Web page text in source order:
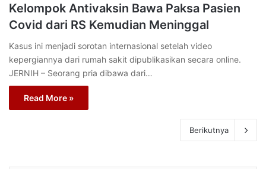
Kelompok Antivaksin Bawa Paksa Pasien
Covid dari RS Kemudian Meninggal
Kasus ini menjadi sorotan internasional setelah video
kepergiannya dari rumah sakit dipublikasikan secara online.
JERNIH – Seorang pria dibawa dari…
Read More »
Berikutnya